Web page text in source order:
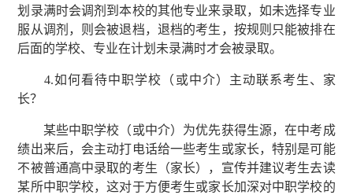
划录满时会调剂到本校的其他专业来录取，如未选择专业
服从调剂，则会被退档，退档的考生，按规则只能被排在
后面的学校、专业在计划未录满时才会被录取。
4.如何看待中职学校（或中介）主动联系考生、家
长？
某些中职学校（或中介）为优先获得生源，在中考成
绩出来后，会主动打电话给一些考生或家长，特别是可能
不被普通高中录取的考生（家长），宣传并建议考生去读
某所中职学校，这对于方便考生或家长加深对中职学校的